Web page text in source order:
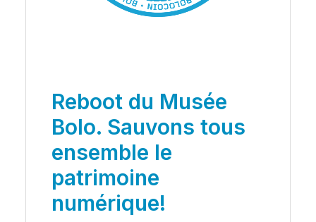
Reboot du Musée
Bolo. Sauvons tous
ensemble le
patrimoine
numérique!